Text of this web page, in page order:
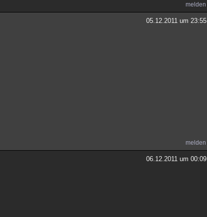
melden
05.12.2011 um 23:55
melden
06.12.2011 um 00:09